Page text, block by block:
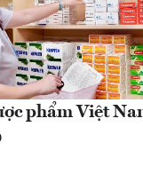
phẩm Việt